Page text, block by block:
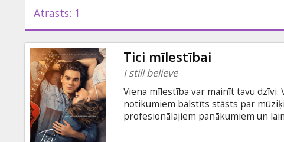
Pasākumi
Ziņas
Dāvanu
kartes
Atrasts: 1
Tici mīlestībai
I still believe
Viena mīlestība var mainīt tavu dzīvi.
notikumiem balstīts stāsts par
profesionālajiem panākumiem un